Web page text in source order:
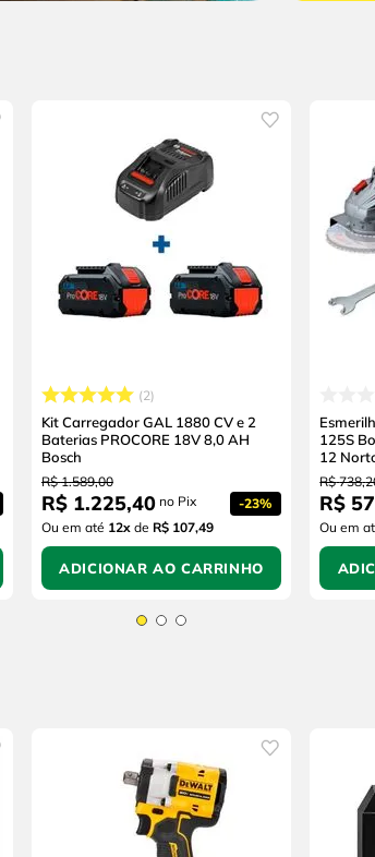
2
Kit Carregador GAL 1880 CV e 2
Baterias PROCORE 18V 8,0 AH
Bosch
R$ 1.589,00
R$ 1.225,40no Pix -23%
Ou em até 12xde R$ 107,49
ADICIONAR AO CARRINHO
125S
12
R$ 738,
R$
Ou em